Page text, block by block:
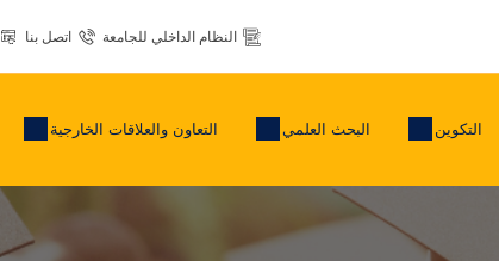
النظام الداخلي للجامعة اتصل بنا
التكوين البحث العلمي التعاون والعلاقات الخارجية